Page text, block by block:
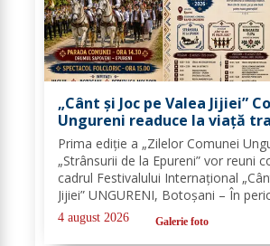
„Cânt și Joc pe Valea Jijiei”
Ungureni readuce la viață
Prima ediție a „Zilelor Comunei
„Strânsurii de la Epureni” vor reuni
cadrul Festivalului Internațional
Jijiei” UNGURENI, Botoșani – În
august 2026, comuna Ungureni va
cele mai ample evenimente
4 august 2026 Galerie foto